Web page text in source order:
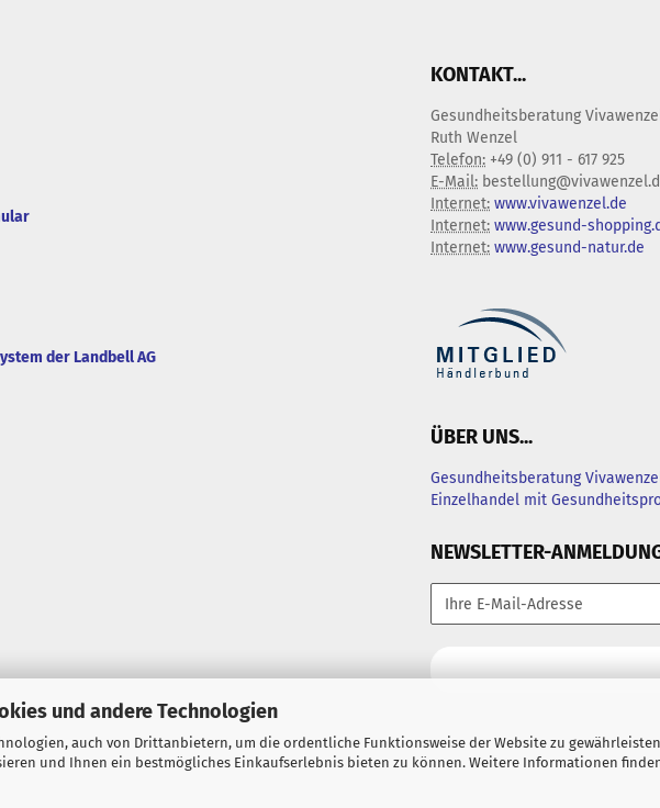
und andere Technologien
auch von Drittanbietern, um die ordentliche Funktionsweise der Website zu
und Ihnen ein bestmögliches Einkaufserlebnis bieten zu können. Weitere Informationen
der Landbell AG
KONTAKT...
Gesundheitsberatung
Ruth Wenzel
Telefon: +49 (0) 911 - 617 925
E-Mail:
Internet: www.vivawenzel.de
Internet: www.gesund-
Internet: www.gesund-natur.de
ÜBER UNS...
Gesundheitsberatung
Einzelhandel mit
NEWSLETTER-